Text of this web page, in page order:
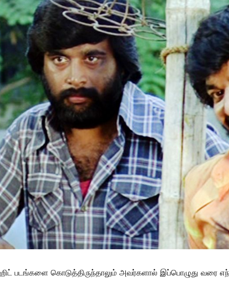
படங்களை கொடுத்திருந்தாலும் அவர்களால் இப்பொழுது வரை எந்த